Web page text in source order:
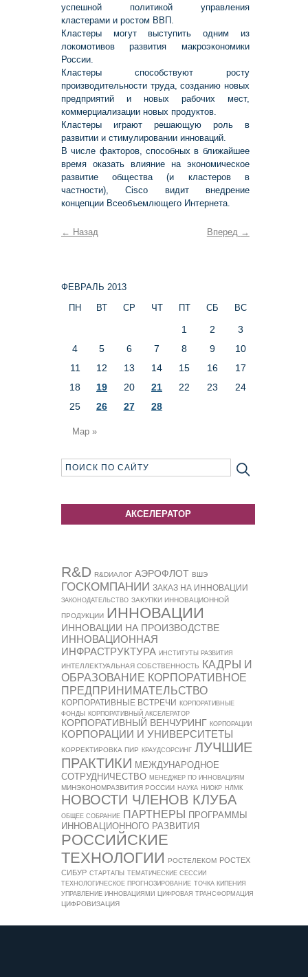
успешной политикой управления
кластерами и ростом ВВП.
Кластеры могут выступить одним из
локомотивов развития макроэкономики
России.
Кластеры способствуют росту
производительности труда, созданию новых
предприятий и новых рабочих мест,
коммерциализации новых продуктов.
Кластеры играют решающую роль в
развитии и стимулировании инноваций.
В числе факторов, способных в ближайшее
время оказать влияние на экономическое
развитие общества (и кластеров в
частности), Cisco видит внедрение
концепции Всеобъемлющего Интернета.
← Назад Вперед →
ФЕВРАЛЬ 2013
ПН
ВТ СР ЧТ ПТ СБ ВС
1 2
3
4
5 6 7 8 9
10
11
12 13 14 15 16
17
18
19 20 21 22 23
24
25
26 27 28
Мар »
АКСЕЛЕРАТОР
R&D R&DИАЛОГ АЭРОФЛОТ ВШЭ
ГОСКОМПАНИИ ЗАКАЗ НА ИННОВАЦИИ
ЗАКОНОДАТЕЛЬСТВО ЗАКУПКИ ИННОВАЦИОННОЙ
ПРОДУКЦИИ ИННОВАЦИИ
ИННОВАЦИИ НА ПРОИЗВОДСТВЕ
ИННОВАЦИОННАЯ
ИНФРАСТРУКТУРА ИНСТИТУТЫ РАЗВИТИЯ
ИНТЕЛЛЕКТУАЛЬНАЯ СОБСТВЕННОСТЬ КАДРЫ И
ОБРАЗОВАНИЕ КОРПОРАТИВНОЕ
ПРЕДПРИНИМАТЕЛЬСТВО
КОРПОРАТИВНЫЕ ВСТРЕЧИ
КОРПОРАТИВНЫЕ
ФОНДЫ
КОРПОРАТИВНЫЙ АКСЕЛЕРАТОР
КОРПОРАТИВНЫЙ ВЕНЧУРИНГ КОРПОРАЦИИ
КОРПОРАЦИИ И УНИВЕРСИТЕТЫ
КОРРЕКТИРОВКА ПИР КРАУДСОРСИНГ ЛУЧШИЕ
ПРАКТИКИ МЕЖДУНАРОДНОЕ
СОТРУДНИЧЕСТВО МЕНЕДЖЕР ПО ИННОВАЦИЯМ
МИНЭКОНОМРАЗВИТИЯ РОССИИ НАУКА НИОКР НЛМК
НОВОСТИ ЧЛЕНОВ КЛУБА
ОБЩЕЕ СОБРАНИЕ ПАРТНЕРЫ
ПРОГРАММЫ
ИННОВАЦИОННОГО РАЗВИТИЯ
РОССИЙСКИЕ
ТЕХНОЛОГИИ
РОСТЕЛЕКОМ РОСТЕХ
СИБУР СТАРТАПЫ ТЕМАТИЧЕСКИЕ СЕССИИ
ТЕХНОЛОГИЧЕСКОЕ ПРОГНОЗИРОВАНИЕ ТОЧКА КИПЕНИЯ
УПРАВЛЕНИЕ ИННОВАЦИЯМИ ЦИФРОВАЯ ТРАНСФОРМАЦИЯ
ЦИФРОВИЗАЦИЯ